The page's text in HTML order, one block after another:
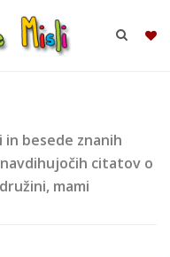
besede znanih
citatov o
mami